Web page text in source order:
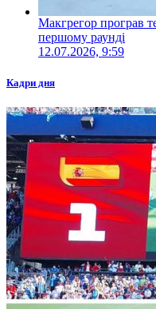
Макгрегор програв
першому раунді
12.07.2026, 9:59
Кадри дня